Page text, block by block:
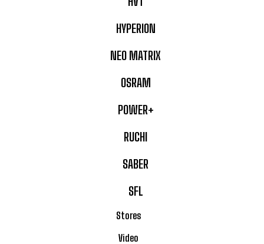
HYPERION
NEO MATRIX
OSRAM
POWER+
RUCHI
SABER
SFL
Stores
Video